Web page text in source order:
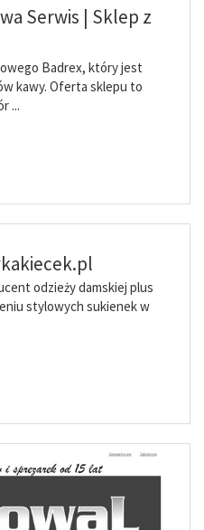
Serwis | Sklep z
Badrex, który jest
kawy. Oferta sklepu to
...
odzieży damskiej plus
stylowych sukienek w